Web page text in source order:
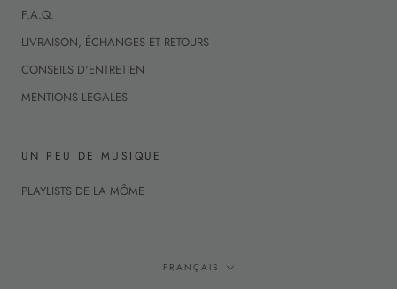
F.A.Q.
LIVRAISON, ÉCHANGES ET RETOURS
CONSEILS D'ENTRETIEN
MENTIONS LEGALES
UN PEU DE MUSIQUE
PLAYLISTS DE LA MÔME
Langue
FRANÇAIS